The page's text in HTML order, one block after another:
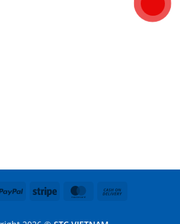
PayPal Stripe MasterCard